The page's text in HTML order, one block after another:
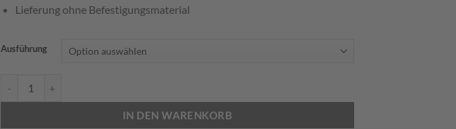
Lieferung ohne Befestigungsmaterial
Ausführung
IN DEN WARENKORB